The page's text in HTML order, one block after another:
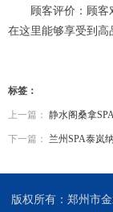
顾客评价：顾客对
在这里能够享受到高
标签：
上一篇： 静水阁桑拿
下一篇： 兰州SPA泰岚
版权所有：郑州市